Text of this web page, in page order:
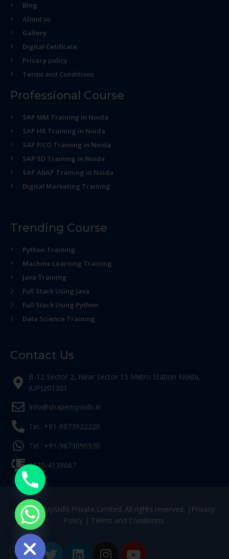
Blog
About us
Gallery
Digital Cetificate
Privacy policy
Terms and Conditions
Professional Course
SAP MM Training in Noida
SAP HR Training in Noida
SAP FICO Training in Noida
SAP SD Training in Noida
SAP ABAP Training in Noida
Digital Marketing Training
Trending Course
Python Training
Machine Learning Training
Java Training
Full Stack Using java
Full Stack Using Python
Data Science Training
Contact Us
B-12 Sector 2, Near Sector 15 Metro Station Noida,
(UP)201301
Info@shapemyskills.in
Tel.: +91-9873922226
Tel.: +91-9873090930
0120-4139667
© ShapeMySkills Private Limited. All rights reserved. | Privacy
Policy| Terms and Conditions
chaty